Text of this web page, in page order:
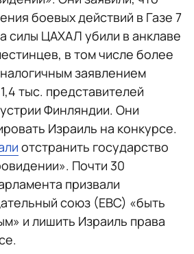
боевых действий в Газе 7
силы ЦАХАЛ убили в анклаве
в том числе более
заявлением
тыс. представителей
Финляндии. Они
Израиль на конкурсе.
отстранить государство
Почти 30
призвали
союз (ЕВС) «быть
и лишить Израиль права